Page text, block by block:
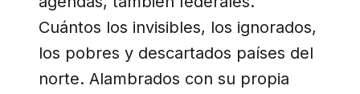
Cuántos los invisibles, los ignorados,
los pobres y descartados países del
norte. Alambrados con su propia